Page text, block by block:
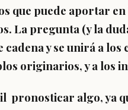
que puede aportar
La pregunta (y la
cadena y se unirá a
originarios, y a los
pronosticar algo, ya